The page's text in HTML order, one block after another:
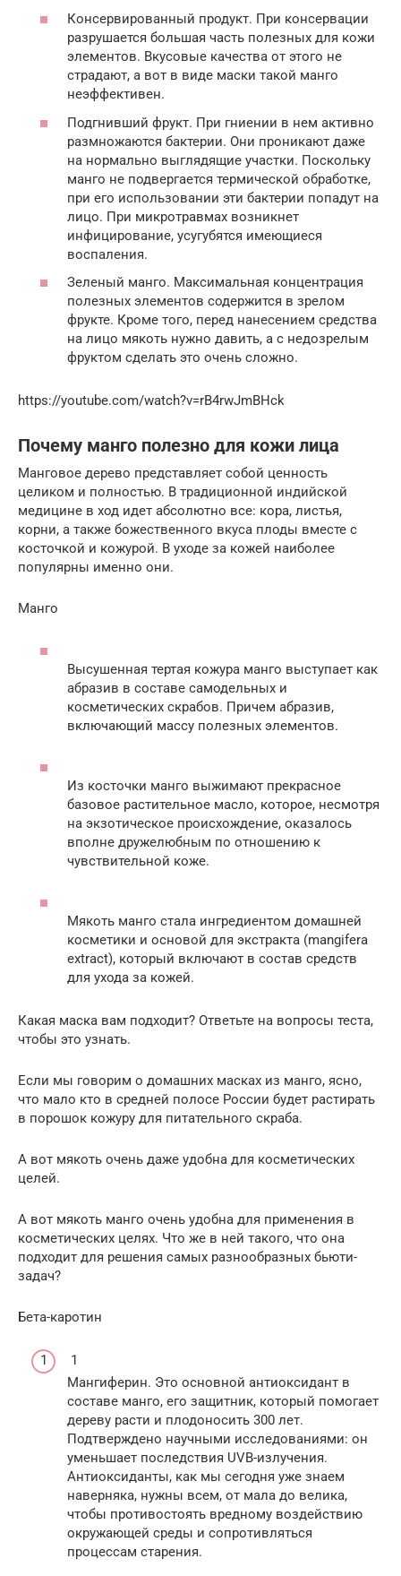
Консервированный продукт. При консервации
разрушается большая часть полезных для кожи
элементов. Вкусовые качества от этого не
страдают, а вот в виде маски такой манго
неэффективен.
Подгнивший фрукт. При гниении в нем активно
размножаются бактерии. Они проникают даже
на нормально выглядящие участки. Поскольку
манго не подвергается термической обработке,
при его использовании эти бактерии попадут на
лицо. При микротравмах возникнет
инфицирование, усугубятся имеющиеся
воспаления.
Зеленый манго. Максимальная концентрация
полезных элементов содержится в зрелом
фрукте. Кроме того, перед нанесением средства
на лицо мякоть нужно давить, а с недозрелым
фруктом сделать это очень сложно.
https://youtube.com/watch?v=rB4rwJmBHck
Почему манго полезно для кожи лица
Манговое дерево представляет собой ценность
целиком и полностью. В традиционной индийской
медицине в ход идет абсолютно все: кора, листья,
корни, а также божественного вкуса плоды вместе с
косточкой и кожурой. В уходе за кожей наиболее
популярны именно они.
Манго
Высушенная тертая кожура манго выступает как
абразив в составе самодельных и
косметических скрабов. Причем абразив,
включающий массу полезных элементов.
Из косточки манго выжимают прекрасное
базовое растительное масло, которое, несмотря
на экзотическое происхождение, оказалось
вполне дружелюбным по отношению к
чувствительной коже.
Мякоть манго стала ингредиентом домашней
косметики и основой для экстракта (mangifera
extract), который включают в состав средств
для ухода за кожей.
Какая маска вам подходит? Ответьте на вопросы теста,
чтобы это узнать.
Если мы говорим о домашних масках из манго, ясно,
что мало кто в средней полосе России будет растирать
в порошок кожуру для питательного скраба.
А вот мякоть очень даже удобна для косметических
целей.
А вот мякоть манго очень удобна для применения в
косметических целях. Что же в ней такого, что она
подходит для решения самых разнообразных бьюти-
задач?
Бета-каротин
1
Мангиферин. Это основной антиоксидант в
составе манго, его защитник, который помогает
дереву расти и плодоносить 300 лет.
Подтверждено научными исследованиями: он
уменьшает последствия UVB-излучения.
Антиоксиданты, как мы сегодня уже знаем
наверняка, нужны всем, от мала до велика,
чтобы противостоять вредному воздействию
окружающей среды и сопротивляться
процессам старения.